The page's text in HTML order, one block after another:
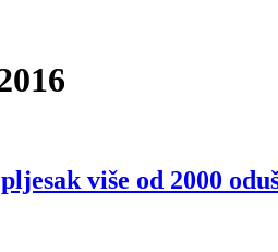
više od 2000